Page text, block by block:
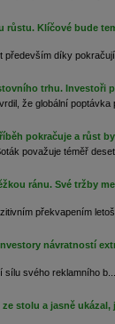
růstu. Klíčové bude
díky
trhu. Investoři
že globální poptávka
pokračuje a růst
považuje téměř
ránu. Své tržby
překvapením
návratností
svého reklamního b...
stolu a jasně ukázal,